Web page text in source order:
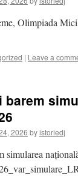
Olimpiada
| Leave a
barem
2026 byistoriedj
simularea